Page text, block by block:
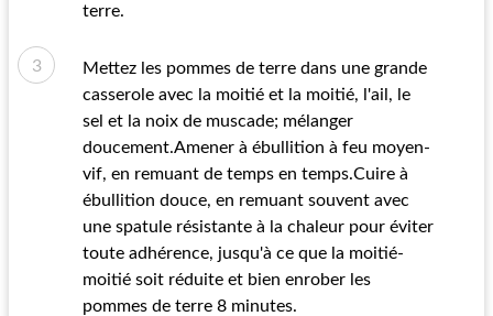
terre.
Mettez les pommes de terre dans une grande
casserole avec la moitié et la moitié, l'ail, le
sel et la noix de muscade; mélanger
doucement.Amener à ébullition à feu moyen-
vif, en remuant de temps en temps.Cuire à
ébullition douce, en remuant souvent avec
une spatule résistante à la chaleur pour éviter
toute adhérence, jusqu'à ce que la moitié-
moitié soit réduite et bien enrober les
pommes de terre 8 minutes.